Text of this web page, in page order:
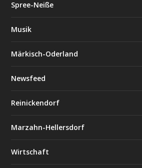
Spree-Neiße
Musik
Märkisch-Oderland
Newsfeed
Reinickendorf
Marzahn-Hellersdorf
Wirtschaft